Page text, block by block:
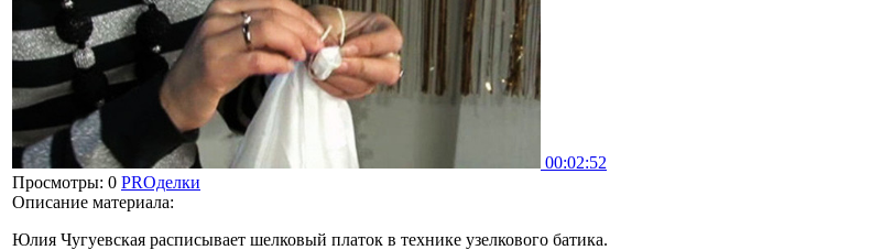
00:02:52
Просмотры: 0 PROделки
Описание материала:
Юлия Чугуевская расписывает шелковый платок в технике узелкового батика.